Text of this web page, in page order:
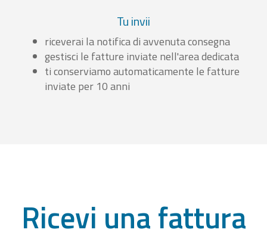
Tu invii
riceverai la notifica di avvenuta consegna
gestisci le fatture inviate nell'area dedicata
ti conserviamo automaticamente le fatture
inviate per 10 anni
Ricevi una fattura